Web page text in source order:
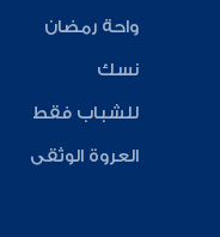
واحة رمضان
نسك
للشباب فقط
العروة الوثقى